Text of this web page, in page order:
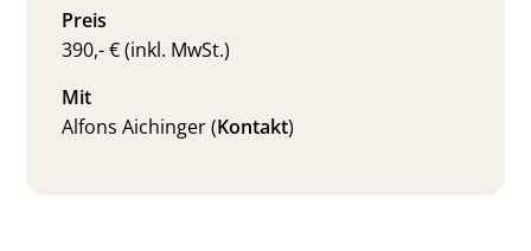
Preis
390,- € (inkl. MwSt.)
Mit
Alfons Aichinger (Kontakt)